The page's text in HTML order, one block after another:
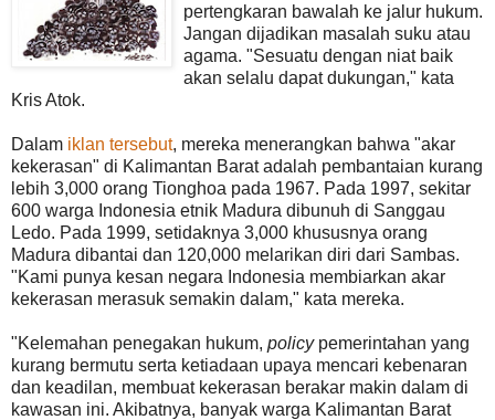
pertengkaran bawalah ke jalur hukum.
Jangan dijadikan masalah suku atau
agama. "Sesuatu dengan niat baik
akan selalu dapat dukungan," kata
Kris Atok.
Dalam iklan tersebut, mereka menerangkan bahwa "akar
kekerasan" di Kalimantan Barat adalah pembantaian kurang
lebih 3,000 orang Tionghoa pada 1967. Pada 1997, sekitar
600 warga Indonesia etnik Madura dibunuh di Sanggau
Ledo. Pada 1999, setidaknya 3,000 khususnya orang
Madura dibantai dan 120,000 melarikan diri dari Sambas.
"Kami punya kesan negara Indonesia membiarkan akar
kekerasan merasuk semakin dalam," kata mereka.
"Kelemahan penegakan hukum, policypemerintahan yang
kurang bermutu serta ketiadaan upaya mencari kebenaran
dan keadilan, membuat kekerasan berakar makin dalam di
kawasan ini. Akibatnya, banyak warga Kalimantan Barat